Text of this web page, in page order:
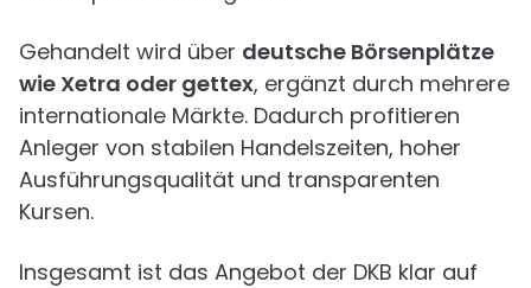
Gehandelt wird über deutsche Börsenplätze
wie Xetra oder gettex, ergänzt durch mehrere
internationale Märkte. Dadurch profitieren
Anleger von stabilen Handelszeiten, hoher
Ausführungsqualität und transparenten
Kursen.
Insgesamt ist das Angebot der DKB klar auf